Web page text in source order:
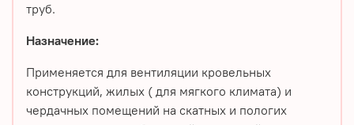
труб.
Назначение:
Применяется для вентиляции кровельных
конструкций, жилых ( для мягкого климата) и
чердачных помещений на скатных и пологих